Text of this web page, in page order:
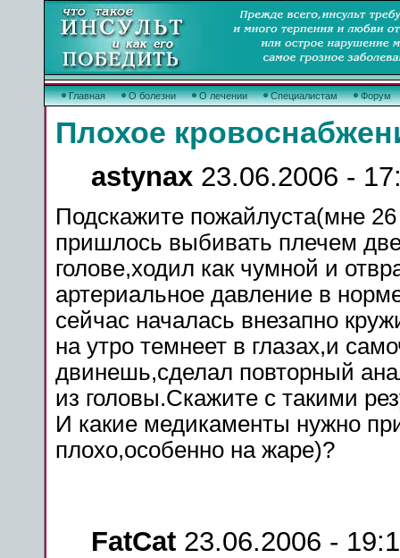
Главная О болезни О лечении Специалистам Форум
Плохое
astynax 23.06.2006 -
Подскажите пожайлуста(мне
пришлось выбивать плечем
голове,ходил как чумной и
артериальное давление в
сейчас началась внезапно
на утро темнеет в глазах,и
двинешь,сделал повторный
из головы.Скажите с такими
И какие медикаменты нужно
плохо,особенно на жаре)?
FatCat 23.06.2006 -